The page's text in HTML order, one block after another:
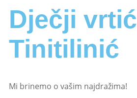
Dječji vrtić
Tinitilinić
Mi brinemo o vašim najdražima!